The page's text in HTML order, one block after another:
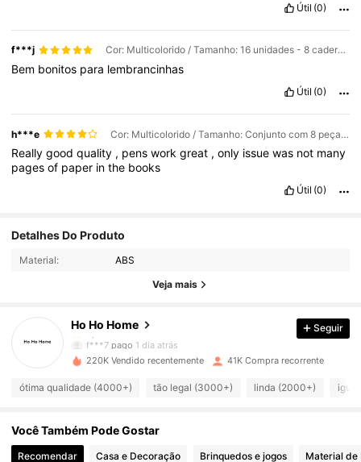
Útil (0)
f***j Cor: Multicolorido / Tamanho: 16 unidades - 8 cadernos + 8 canetas
Bem bonitos para lembrancinhas
Útil (0)
h***e Cor: Multicolorido / Tamanho: Conjunto com 8 peças - 4 cadernos + 4 canetas
Reallygoodquality , pensworkgreat ,only issuewas not many
pagesof paper inthe books
Útil (0)
Detalhes Do Produto
Material: ABS
Veja mais
Ho Ho Home
4,87
2.1K Seguidores
4,87
2.1K Seguidores
f***7 pago 1 dia atrás
4,87 2.1K Seguidores
Seguir
220K Vendido recentemente 41K Compra recorrente
ótima qualidade (4000+) tão legal (3000+) linda (2000+)
Você Também Pode Gostar
Recomendar Casa e Decoração Brinquedos e jogos Material de